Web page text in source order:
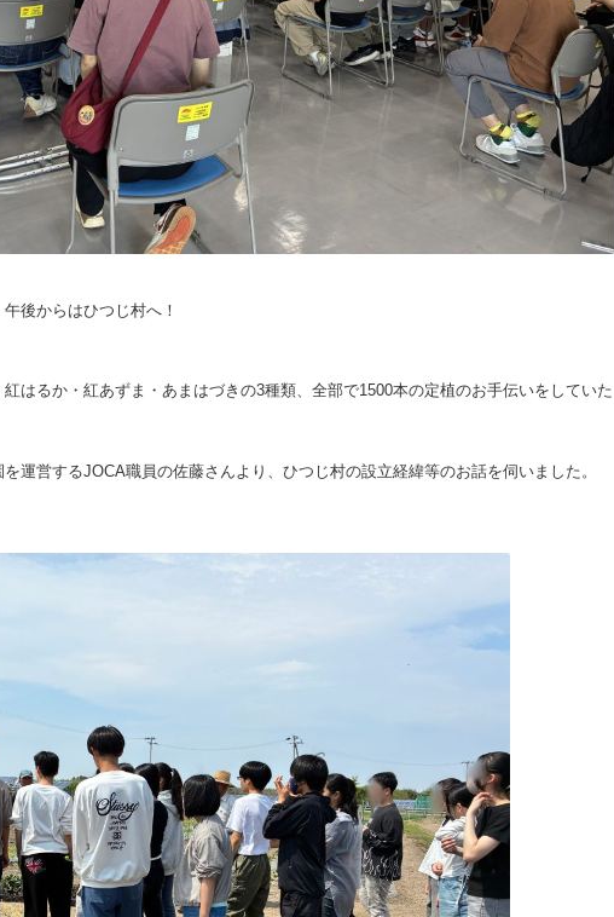
後からはひつじ村へ！
はるか・紅あずま・あまはづきの3種類、全部で1500本の定植のお手伝いをしていた
運営するJOCA職員の佐藤さんより、ひつじ村の設立経緯等のお話を伺いました。